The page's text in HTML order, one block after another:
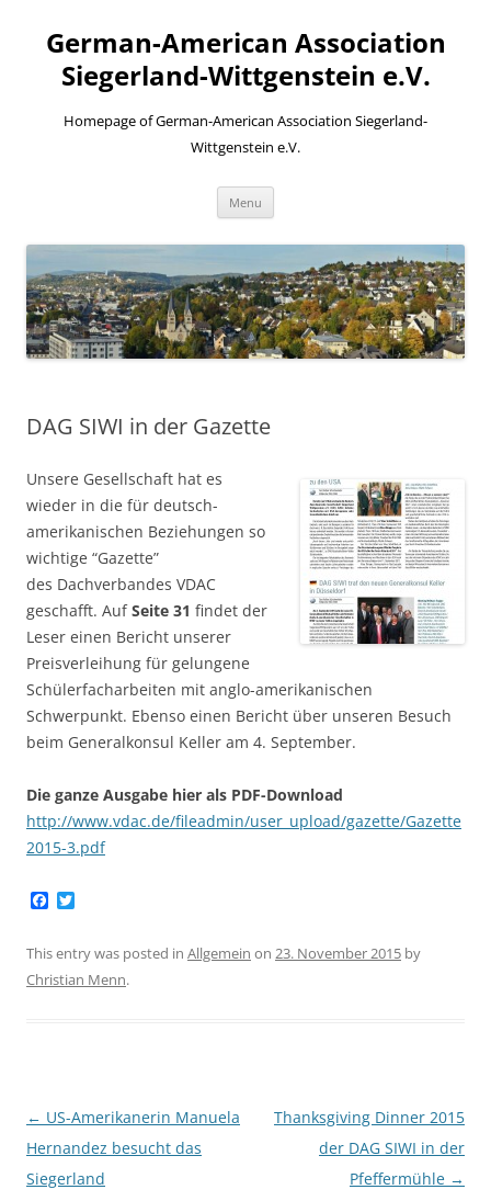
content
German-American Association
Siegerland-Wittgenstein e.V.
Homepage of German-American Association Siegerland-
Wittgenstein e.V.
Menu
DAG SIWI in der Gazette
Unsere Gesellschaft hat es
wieder in die für deutsch-
amerikanischen Beziehungen so
wichtige “Gazette”
des Dachverbandes VDAC
geschafft. AufSeite 31 findet der
Leser einen Bericht unserer
Preisverleihung für gelungene
Schülerfacharbeiten mit anglo-amerikanischen
Schwerpunkt. Ebenso einen Bericht über unseren Besuch
beim Generalkonsul Keller am 4. September.
Die ganze Ausgabe hier als PDF-Download
http://www.vdac.de/fileadmin/user_upload/gazette/Gazette
2015-3.pdf
e
b
o
t
e
This entry was posted in Allgemein on 23. November 2015 by
Christian Menn.
Post
navigation
← US-Amerikanerin Manuela
Hernandez besucht das
Siegerland
Thanksgiving Dinner 2015
der DAG SIWI in der
Pfeffermühle →